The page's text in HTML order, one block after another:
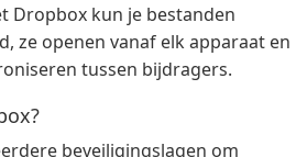
Dropbox kun je bestanden
ze openen vanaf elk apparaat en
tussen bijdragers.
beveiligingslagen om